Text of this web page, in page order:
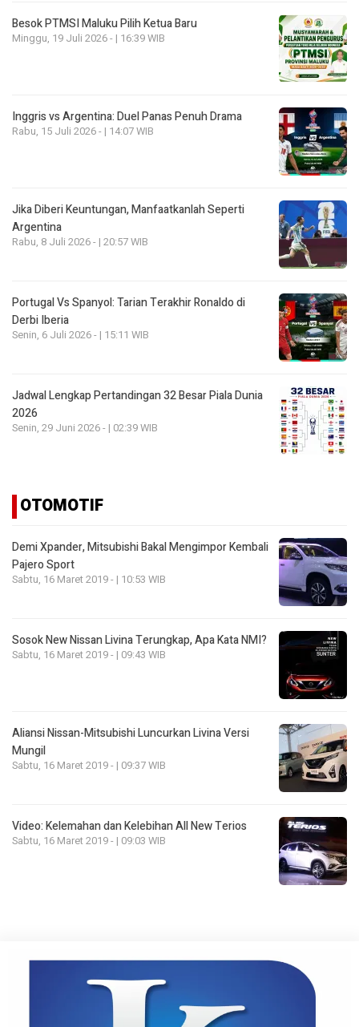
Besok PTMSI Maluku Pilih Ketua Baru
Minggu, 19 Juli 2026 - | 16:39 WIB
Inggris vs Argentina: Duel Panas Penuh Drama
Rabu, 15 Juli 2026 - | 14:07 WIB
Jika Diberi Keuntungan, Manfaatkanlah Seperti
Argentina
Rabu, 8 Juli 2026 - | 20:57 WIB
Portugal Vs Spanyol: Tarian Terakhir Ronaldo di
Derbi Iberia
Senin, 6 Juli 2026 - | 15:11 WIB
Jadwal Lengkap Pertandingan 32 Besar Piala Dunia
2026
Senin, 29 Juni 2026 - | 02:39 WIB
OTOMOTIF
Demi Xpander, Mitsubishi Bakal Mengimpor Kembali
Pajero Sport
Sabtu, 16 Maret 2019 - | 10:53 WIB
Sosok New Nissan Livina Terungkap, Apa Kata NMI?
Sabtu, 16 Maret 2019 - | 09:43 WIB
Aliansi Nissan-Mitsubishi Luncurkan Livina Versi
Mungil
Sabtu, 16 Maret 2019 - | 09:37 WIB
Video: Kelemahan dan Kelebihan All New Terios
Sabtu, 16 Maret 2019 - | 09:03 WIB